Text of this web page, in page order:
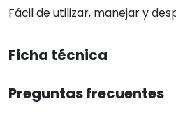
Fácil de utilizar, manejar y
Ficha técnica
Preguntas frecuentes